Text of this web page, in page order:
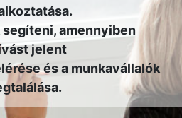
segíteni, amennyiben
jelent
és a munkavállalók